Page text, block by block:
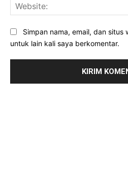
Simpan nama, email, dan situs
untuk lain kali saya berkomentar.